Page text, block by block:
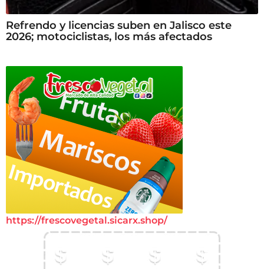
Refrendo y licencias suben en Jalisco este
2026; motociclistas, los más afectados
https://frescovegetal.sicarx.shop/